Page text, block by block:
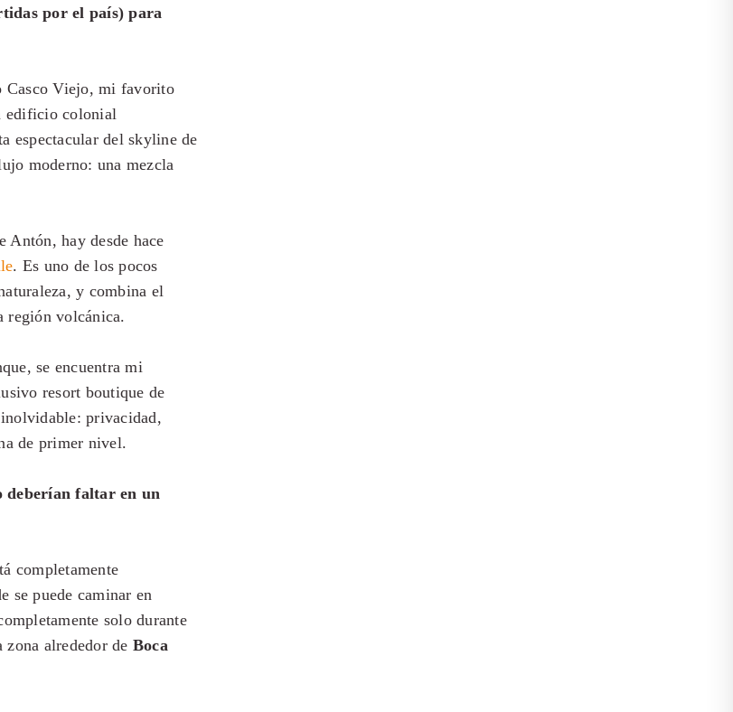
por el país) para
Casco Viejo, mi favorito
edificio colonial
espectacular del skyline de
moderno: una mezcla
Antón, hay desde hace
. Es uno de los pocos
y combina el
región volcánica.
se encuentra mi
resort boutique de
privacidad,
de primer nivel.
deberían faltar en un
completamente
se puede caminar en
solo durante
alrededor de Boca